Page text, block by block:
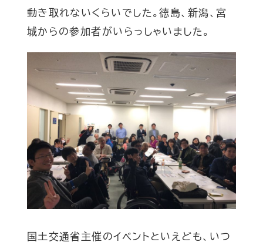
動き取れないくらいでした。徳島、新潟、宮
城からの参加者がいらっしゃいました。
国土交通省主催のイベントといえども、いつ